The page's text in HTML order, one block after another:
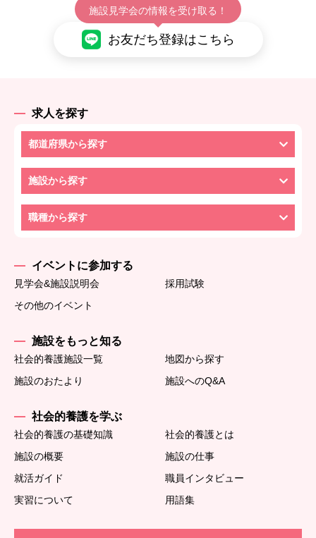
施設見学会の情報を受け取る！
お友だち登録はこちら
求人を探す
都道府県から探す
施設から探す
職種から探す
イベントに参加する
見学会&施設説明会
採用試験
その他のイベント
施設をもっと知る
社会的養護施設一覧
地図から探す
施設のおたより
施設へのQ&A
社会的養護を学ぶ
社会的養護の基礎知識
社会的養護とは
施設の概要
施設の仕事
就活ガイド
職員インタビュー
実習について
用語集